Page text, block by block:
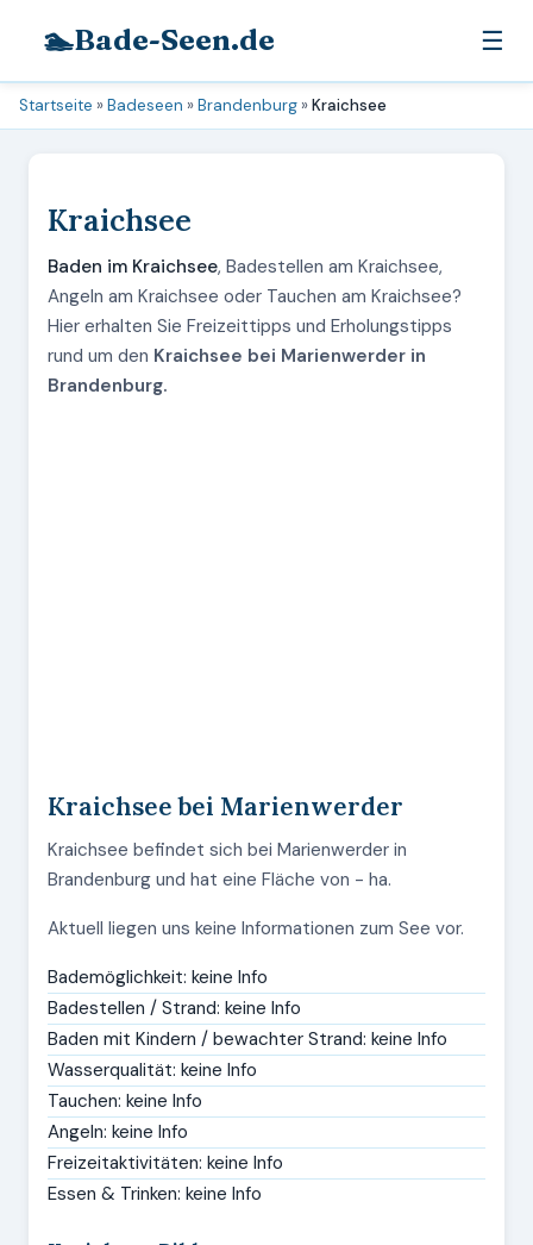
🏊Bade-Seen.de ☰
Startseite »Badeseen »Brandenburg »Kraichsee
Kraichsee
Baden im Kraichsee, Badestellen am Kraichsee,
Angeln am Kraichsee oder Tauchen am Kraichsee?
Hier erhalten Sie Freizeittipps und Erholungstipps
rund um den Kraichsee bei Marienwerder in
Brandenburg.
Kraichsee bei Marienwerder
Kraichsee befindet sich bei Marienwerder in
Brandenburg und hat eine Fläche von - ha.
Aktuell liegen uns keine Informationen zum See vor.
Bademöglichkeit: keine Info
Badestellen / Strand: keine Info
Baden mit Kindern / bewachter Strand: keine Info
Wasserqualität: keine Info
Tauchen: keine Info
Angeln: keine Info
Freizeitaktivitäten: keine Info
Essen & Trinken: keine Info